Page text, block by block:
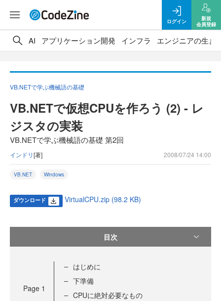
ログイン
新規
会員登録
AI アプリケーション開発 インフラ エンジニアの生き
VB.NETで学ぶ機械語の基礎
VB.NETで仮想CPUを作ろう (2) - レ
ジスタの実装
VB.NETで学ぶ機械語の基礎 第2回
インドリ[著] 2008/07/24 14:00
VB.NET Windows
ダウンロード VirtualCPU.zip (98.2 KB)
目次
Page 1
はじめに
下準備
CPUに絶対必要なもの